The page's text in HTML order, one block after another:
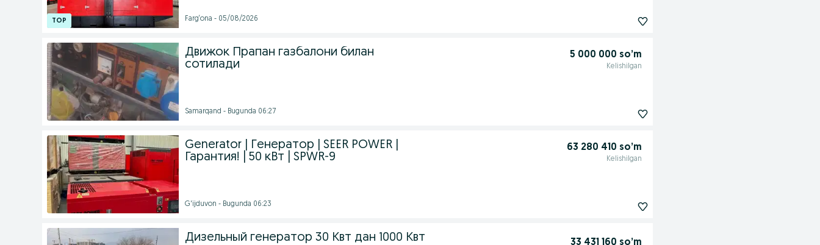
Farg‘ona - 05/08/2026
Движок Прапан газбалони билан
сотилади
5 000 000 so’m
Kelishilgan
Samarqand - Bugunda 06:27
Generator | Генератор | SEER POWER |
Гарантия! | 50 кВт | SPWR-9
63 280 410 so’m
Kelishilgan
G'ijduvon - Bugunda 06:23
Дизельный генератор 30 Квт дан 1000 Квт
33 431 160 so’m